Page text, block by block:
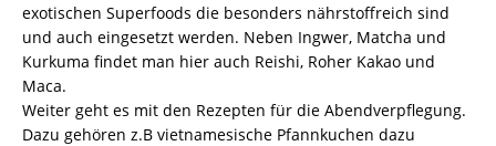
exotischen Superfoods die besonders nährstoffreich sind
und auch eingesetzt werden. Neben Ingwer, Matcha und
Kurkuma findet man hier auch Reishi, Roher Kakao und
Maca.
Weiter geht es mit den Rezepten für die Abendverpflegung.
Dazu gehören z.B vietnamesische Pfannkuchen dazu